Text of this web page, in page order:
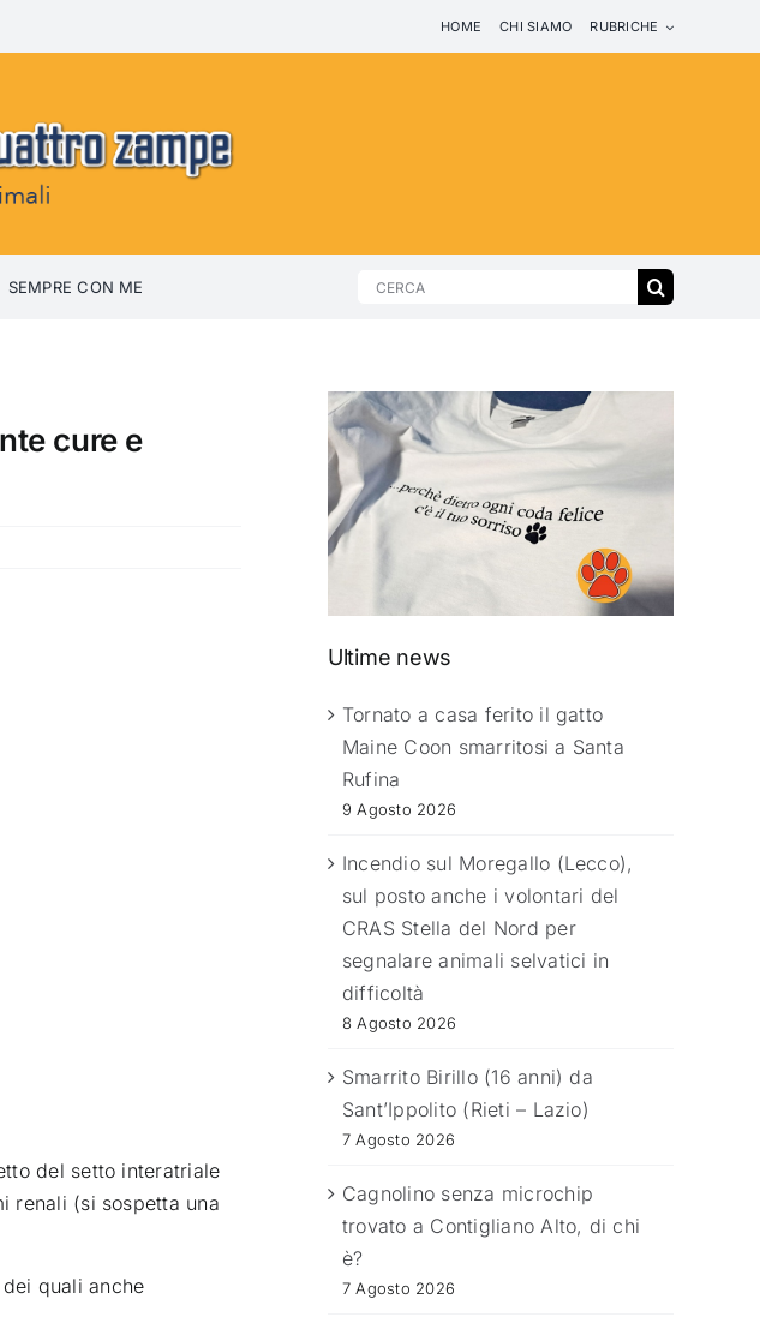
HOME CHI SIAMO RUBRICHE
SEMPRE CON ME
Search
cure e
del setto interatriale
renali (si sospetta una
quali anche
Ultime news
Tornato a casa ferito il gatto
Maine Coon smarritosi a Santa
Rufina
9 Agosto 2026
Incendio sul Moregallo (Lecco),
sul posto anche i volontari del
CRAS Stella del Nord per
segnalare animali selvatici in
difficoltà
8 Agosto 2026
Smarrito Birillo (16 anni) da
Sant’Ippolito (Rieti – Lazio)
7 Agosto 2026
Cagnolino senza microchip
trovato a Contigliano Alto, di chi
è?
7 Agosto 2026